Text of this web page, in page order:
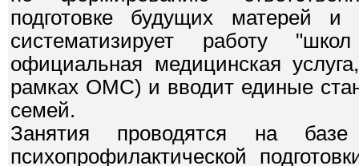
подготовке будущих матерей
систематизирует работу
официальная медицинская
рамках ОМС) и вводит единые
семей.
Занятия проводятся на
психопрофилактической